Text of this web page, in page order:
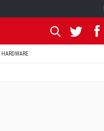
HARDWARE